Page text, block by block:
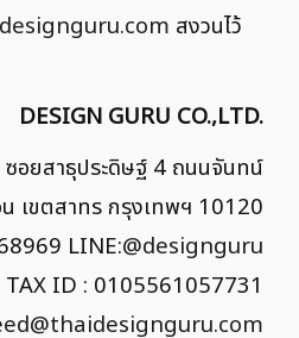
สงวนไว้
DESIGN GURU CO.,LTD.
อยสาธุประดิษฐ์ 4 ถนนจันทน์
เขตสาทร กรุงเทพฯ 10120
LINE:@designguru
TAX ID : 0105561057731